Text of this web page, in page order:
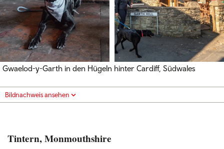
Gwaelod-y-Garth in den Hügeln hinter Cardiff, Südwales
Bildnachweis ansehen
Tintern, Monmouthshire